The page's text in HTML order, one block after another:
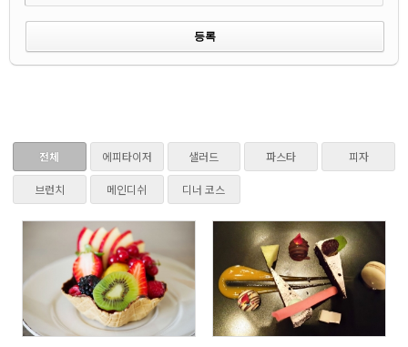
전체 에피타이저 샐러드 파스타 피자
브런치 메인디쉬 디너 코스
732 764